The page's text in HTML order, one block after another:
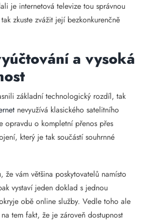
je internetová televize tou správnou
zkuste zvážit její bezkonkurenčně
a vysoká
základní technologický rozdíl, tak
nevyužívá klasického satelitního
opravdu o kompletní přenos přes
který je tak součástí souhrnné
že vám většina poskytovatelů namísto
vystaví jeden doklad s jednou
obě online služby. Vedle toho ale
tem fakt, že je zároveň dostupnost